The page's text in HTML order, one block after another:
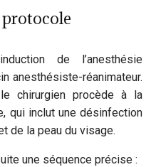
protocole
de l’anesthésie
anesthésiste-réanimateur.
chirurgien procède à la
qui inclut une désinfection
de la peau du visage.
une séquence précise :